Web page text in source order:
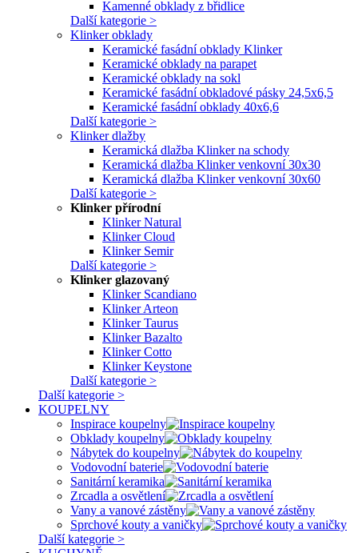
Kamenné obklady z břidlice
Další kategorie >
Klinker obklady
Keramické fasádní obklady Klinker
Keramické obklady na parapet
Keramické obklady na sokl
Keramické fasádní obkladové pásky 24,5x6,5
Keramické fasádní obklady 40x6,6
Další kategorie >
Klinker dlažby
Keramická dlažba Klinker na schody
Keramická dlažba Klinker venkovní 30x30
Keramická dlažba Klinker venkovní 30x60
Další kategorie >
Klinker přírodní
Klinker Natural
Klinker Cloud
Klinker Semir
Další kategorie >
Klinker glazovaný
Klinker Scandiano
Klinker Arteon
Klinker Taurus
Klinker Bazalto
Klinker Cotto
Klinker Keystone
Další kategorie >
Další kategorie >
KOUPELNY
Inspirace koupelny
Obklady koupelny
Nábytek do koupelny
Vodovodní baterie
Sanitární keramika
Zrcadla a osvětlení
Vany a vanové zástěny
Sprchové kouty a vaničky
Další kategorie >